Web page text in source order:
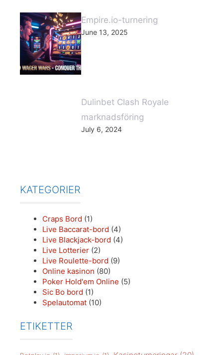
Empire.io-turnering
June 13, 2025
Dulinbet Clash Royale
marknadsföring
July 6, 2024
KATEGORIER
Craps Bord (1)
Live Baccarat-bord (4)
Live Blackjack-bord (4)
Live Lotterier (2)
Live Roulette-bord (9)
Online kasinon (80)
Poker Hold'em Online (5)
Sic Bo bord (1)
Spelautomat (10)
ETIKETTER